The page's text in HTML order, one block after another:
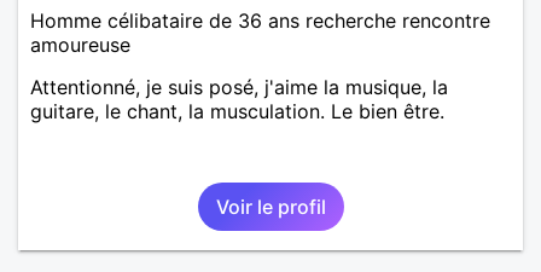
Homme célibataire de 36 ans recherche rencontre
amoureuse
Attentionné, je suis posé, j'aime la musique, la
guitare, le chant, la musculation. Le bien être.
Voir le profil